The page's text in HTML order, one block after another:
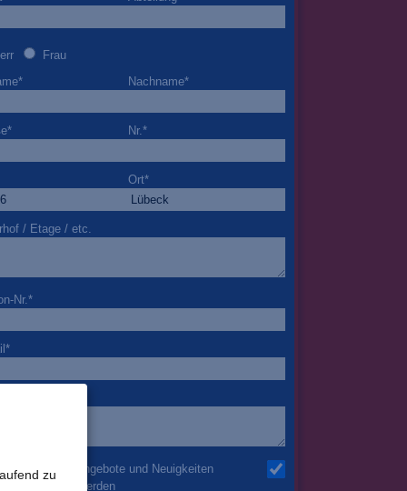
Frau
* Nachname*
* Nr.*
Ort*
/ Etage / etc.
Nr. *
*
möchte über Angebote und Neuigkeiten
informiert werden
zu